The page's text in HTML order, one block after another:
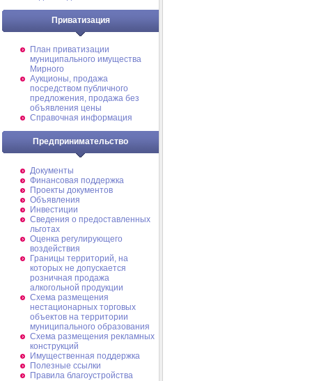
Приватизация
План приватизации
муниципального имущества
Мирного
Аукционы, продажа
посредством публичного
предложения, продажа без
объявления цены
Справочная информация
Предпринимательство
Документы
Финансовая поддержка
Проекты документов
Объявления
Инвестиции
Сведения о предоставленных
льготах
Оценка регулирующего
воздействия
Границы территорий, на
которых не допускается
розничная продажа
алкогольной продукции
Схема размещения
нестационарных торговых
объектов на территории
муниципального образования
Схема размещения рекламных
конструкций
Имущественная поддержка
Полезные ссылки
Правила благоустройства